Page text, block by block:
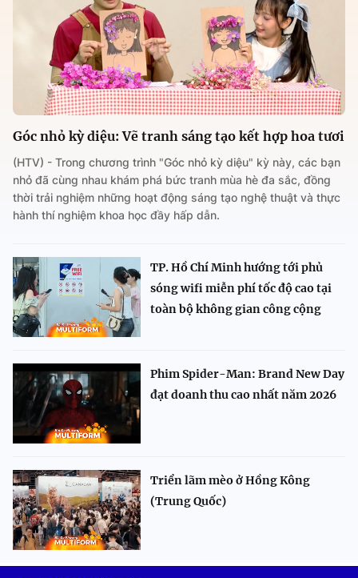
Góc nhỏ kỳ diệu: Vẽ tranh sáng tạo kết hợp hoa tươi
(HTV) - Trong chương trình "Góc nhỏ kỳ diệu" kỳ này, các bạn
nhỏ đã cùng nhau khám phá bức tranh mùa hè đa sắc, đồng
thời trải nghiệm những hoạt động sáng tạo nghệ thuật và thực
hành thí nghiệm khoa học đầy hấp dẫn.
TP. Hồ Chí Minh hướng tới phủ
sóng wifi miễn phí tốc độ cao tại
toàn bộ không gian công cộng
Phim Spider-Man: Brand New Day
đạt doanh thu cao nhất năm 2026
Triển lãm mèo ở Hồng Kông
(Trung Quốc)